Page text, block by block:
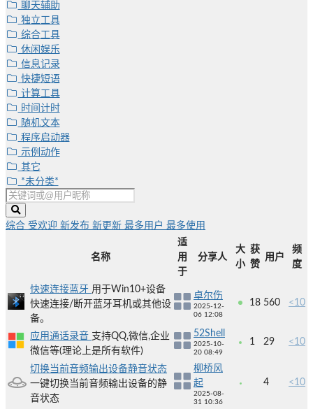
聊天辅助
独立工具
综合工具
休闲娱乐
信息记录
快捷短语
计算工具
时间计时
随机文本
程序启动器
示例动作
其它
*未分类*
综合 受欢迎 新发布 新更新 最多用户 最多使用
名称
适
用
于
分享人
大
小
获
赞
用户
频
度
快速连接蓝牙 用于Win10+设备
快速连接/断开蓝牙耳机或其他设
备。
卓尔伤
2025-12-
06 12:08
18 560 <10
应用通话录音 支持QQ,微信,企业
微信等(理论上是所有软件)
52Shell
2025-10-
20 08:49
1 29 <10
切换当前音频输出设备静音状态
一键切换当前音频输出设备的静
音状态
柳桥风
起
2025-08-
31 10:36
4 <10